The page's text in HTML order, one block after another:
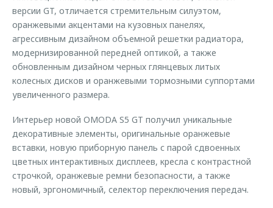
версии GT, отличается стремительным силуэтом,
оранжевыми акцентами на кузовных панелях,
агрессивным дизайном объемной решетки радиатора,
модернизированной передней оптикой, а также
обновленным дизайном черных глянцевых литых
колесных дисков и оранжевыми тормозными суппортами
увеличенного размера.
Интерьер новой OMODA S5 GT получил уникальные
декоративные элементы, оригинальные оранжевые
вставки, новую приборную панель с парой сдвоенных
цветных интерактивных дисплеев, кресла с контрастной
строчкой, оранжевые ремни безопасности, а также
новый, эргономичный, селектор переключения передач.